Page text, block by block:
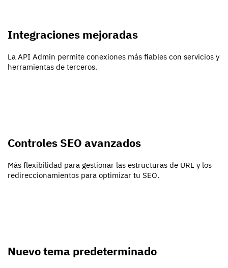
Integraciones mejoradas
La API Admin permite conexiones más fiables con servicios y
herramientas de terceros.
Controles SEO avanzados
Más flexibilidad para gestionar las estructuras de URL y los
redireccionamientos para optimizar tu SEO.
Nuevo tema predeterminado